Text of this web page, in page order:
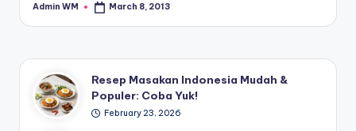
Posted
Admin WM March 8, 2013
Resep Masakan Indonesia Mudah &
Populer: Coba Yuk!
February 23, 2026